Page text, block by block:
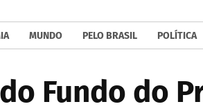
MUNDO PELO BRASIL POLÍTICA
Fundo do